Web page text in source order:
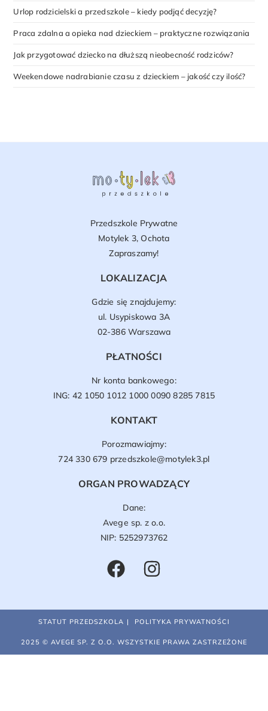
Urlop rodzicielski a przedszkole – kiedy podjąć decyzję?
Praca zdalna a opieka nad dzieckiem – praktyczne rozwiązania
Jak przygotować dziecko na dłuższą nieobecność rodziców?
Weekendowe nadrabianie czasu z dzieckiem – jakość czy ilość?
Przedszkole Prywatne
Motylek 3, Ochota
Zapraszamy!
LOKALIZACJA
Gdzie się znajdujemy:
ul. Usypiskowa 3A
02-386 Warszawa
PŁATNOŚCI
Nr konta bankowego:
ING: 42 1050 1012 1000 0090 8285 7815
KONTAKT
Porozmawiajmy:
724 330 679 przedszkole@motylek3.pl
ORGAN PROWADZĄCY
Dane:
Avege sp. z o.o.
NIP: 5252973762
STATUT PRZEDSZKOLA POLITYKA PRYWATNOŚCI
2025 © AVEGE SP. Z O.O. WSZYSTKIE PRAWA ZASTRZEŻONE